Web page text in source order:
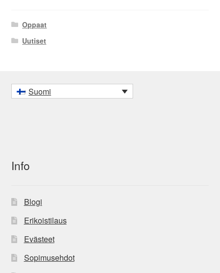
Oppaat
Uutiset
Suomi
Info
Blogi
Erikoistilaus
Evästeet
Sopimusehdot